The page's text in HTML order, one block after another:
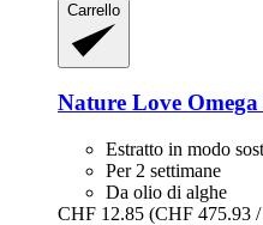
Carrello
Nature Love
Estratto in modo
Per 2 settimane
Da olio di alghe
CHF 12.85 (CHF 475.93